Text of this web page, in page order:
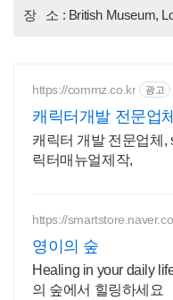
장 소 : British Museum,
https://commz.co.kr 광고
캐릭터개발 전문업체
캐릭터 개발 전문업체,
릭터매뉴얼제작,
https://
영이의 숲
Healing in your daily
의 숲에서 힐링하세요